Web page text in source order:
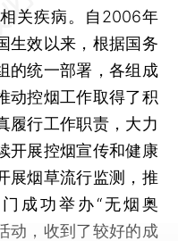
关疾病。自2006年
生效以来，根据国务
的统一部署，各组成
动控烟工作取得了积
履行工作职责，大力
开展控烟宣传和健康
展烟草流行监测，推
成功举办“无烟奥
动，收到了较好的成